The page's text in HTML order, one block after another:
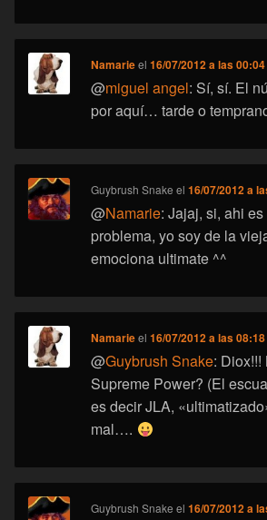
Namarieel16/07/2012 a las 00:04
@miguel angel: Sí, sí. El
por aquí… tarde o
Guybrush Snake el16/07/2012 a
@Namarie: Jajaj, si, ahi
problema, yo soy de la
emociona ultimate ^^
Namarieel16/07/2012 a las 08:18
@Guybrush Snake:
Supreme Power? (El
es decir JLA,
mal….
Guybrush Snake el16/07/2012 a